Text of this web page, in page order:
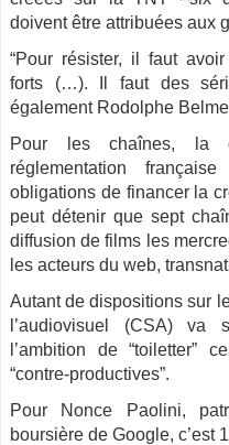
doivent être attribuées aux
“Pour résister, il faut
forts (…). Il faut des
également Rodolphe
Pour les chaînes, la
réglementation
obligations de financer la
peut détenir que sept
diffusion de films les
les acteurs du web,
Autant de dispositions sur
l’audiovisuel (CSA)
l’ambition de “toiletter”
“contre-productives”.
Pour Nonce Paolini,
boursière de Google, c’est